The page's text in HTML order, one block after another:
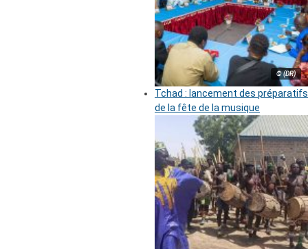
© (DR)
Tchad : lancement des préparatifs
de la fête de la musique